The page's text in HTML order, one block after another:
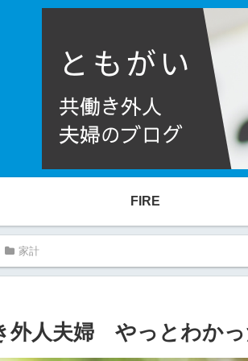
FIRE
家計
外人夫婦 やっとわか